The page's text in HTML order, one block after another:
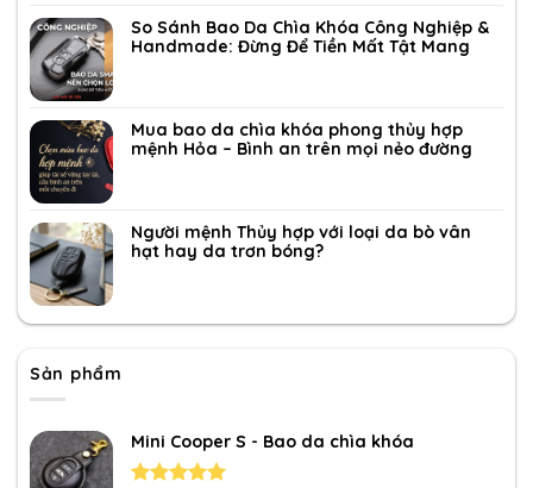
So Sánh Bao Da Chìa Khóa Công Nghiệp &
Handmade: Đừng Để Tiền Mất Tật Mang
Mua bao da chìa khóa phong thủy hợp
mệnh Hỏa – Bình an trên mọi nẻo đường
Người mệnh Thủy hợp với loại da bò vân
hạt hay da trơn bóng?
Sản phẩm
Mini Cooper S - Bao da chìa khóa